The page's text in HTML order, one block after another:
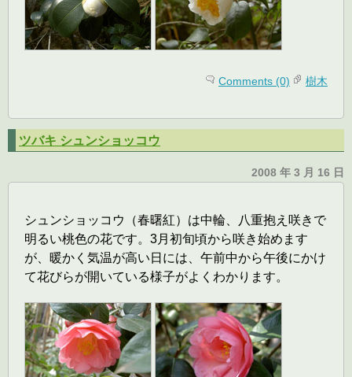
Comments (0) 樹木
ツバキ シュンショッコウ
2008 年 3 月 16 日
シュンショッコウ（春曙紅）は中輪、八重抱え咲きで
明るい桃色の花です。3月初旬頃から咲き始めます
が、暖かく気温が高い日には、午前中から午後にかけ
て花びらが開いている様子がよくわかります。